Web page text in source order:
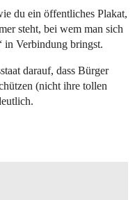
du ein öffentliches Plakat,
steht, bei wem man sich
in Verbindung bringst.
darauf, dass Bürger
(nicht ihre tollen